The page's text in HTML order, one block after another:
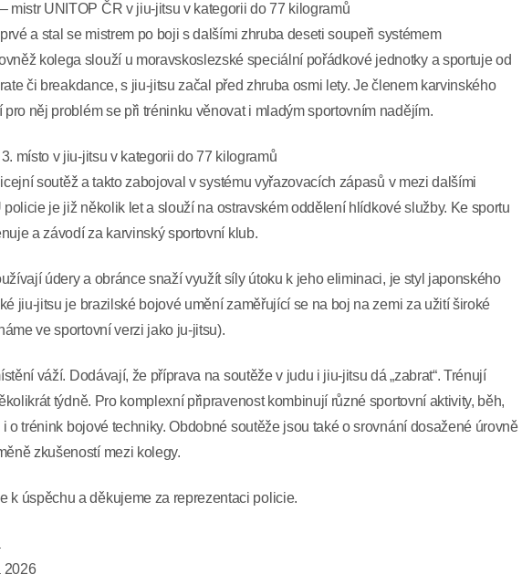
mistr UNITOP ČR v jiu-jitsu v kategorii do 77 kilogramů
a stal se mistrem po boji s dalšími zhruba deseti soupeři systémem
kolega slouží u moravskoslezské speciální pořádkové jednotky a sportuje od
či breakdance, s jiu-jitsu začal před zhruba osmi lety. Je členem karvinského
něj problém se při tréninku věnovat i mladým sportovním nadějím.
místo v jiu-jitsu v kategorii do 77 kilogramů
soutěž a takto zabojoval v systému vyřazovacích zápasů v mezi dalšími
je již několik let a slouží na ostravském oddělení hlídkové služby. Ke sportu
a závodí za karvinský sportovní klub.
údery a obránce snaží využít síly útoku k jeho eliminaci, je styl japonského
jiu-jitsu je brazilské bojové umění zaměřující se na boj na zemi za užití široké
ve sportovní verzi jako ju-jitsu).
váží. Dodávají, že příprava na soutěže v judu i jiu-jitsu dá „zabrat“. Trénují
týdně. Pro komplexní připravenost kombinují různé sportovní aktivity, běh,
o trénink bojové techniky. Obdobné soutěže jsou také o srovnání dosažené úrovně
zkušeností mezi kolegy.
k úspěchu a děkujeme za reprezentaci policie.
2026